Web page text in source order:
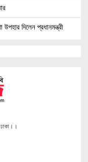
দিলেন প্রধানমন্ত্রী
১
বুকে
হওয়ার আহ্বান